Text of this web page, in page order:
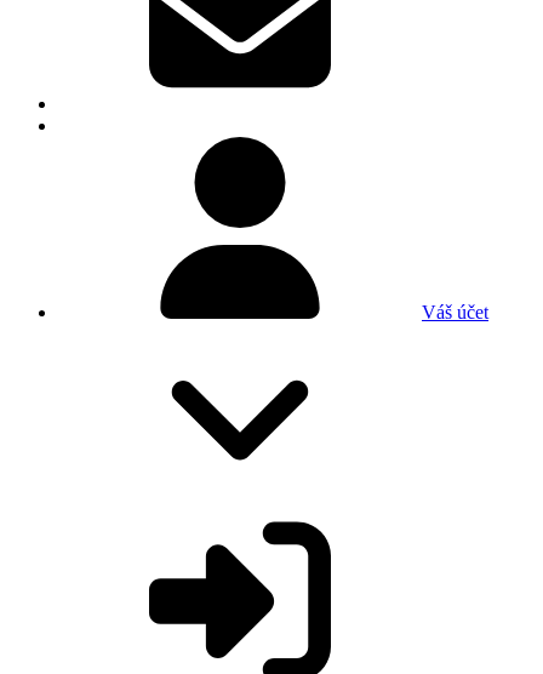
Váš účet